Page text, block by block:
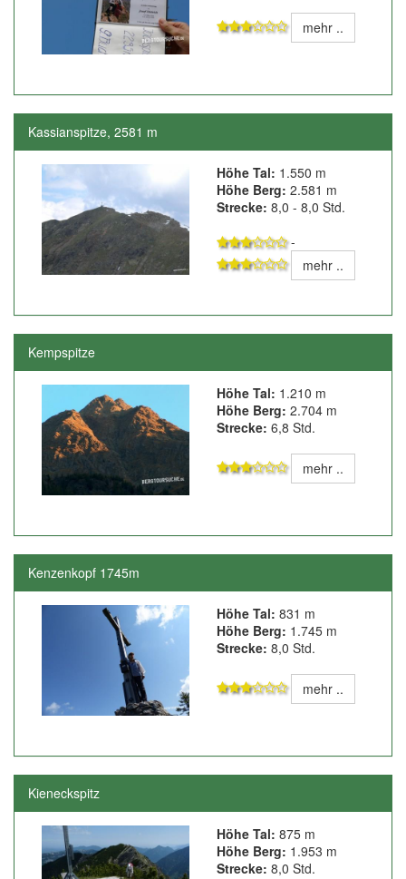
mehr ..
Kassianspitze, 2581 m
Höhe Tal: 1.550 m
Höhe Berg: 2.581 m
Strecke: 8,0 - 8,0 Std.
-
mehr ..
Kempspitze
Höhe Tal: 1.210 m
Höhe Berg: 2.704 m
Strecke: 6,8 Std.
mehr ..
Kenzenkopf 1745m
Höhe Tal: 831 m
Höhe Berg: 1.745 m
Strecke: 8,0 Std.
mehr ..
Kieneckspitz
Höhe Tal: 875 m
Höhe Berg: 1.953 m
Strecke: 8,0 Std.